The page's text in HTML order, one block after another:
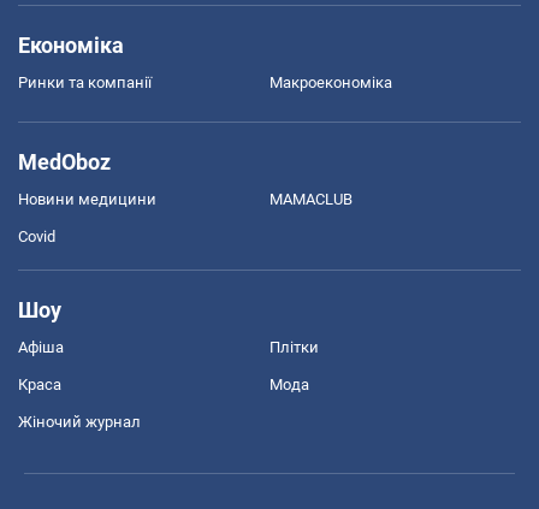
Економіка
Ринки та компанії Макроекономіка
MedOboz
Новини медицини MAMACLUB
Covid
Шоу
Афіша Плітки
Краса Мода
Жіночий журнал